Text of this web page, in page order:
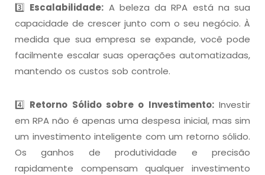
3️⃣ Escalabilidade: A beleza da RPA está na sua
capacidade de crescer junto com o seu negócio. À
medida que sua empresa se expande, você pode
facilmente escalar suas operações automatizadas,
mantendo os custos sob controle.
4️⃣ Retorno Sólido sobre o Investimento:Investir
em RPA não é apenas uma despesa inicial, mas sim
um investimento inteligente com um retorno sólido.
Os ganhos de produtividade e precisão
rapidamente compensam qualquer investimento